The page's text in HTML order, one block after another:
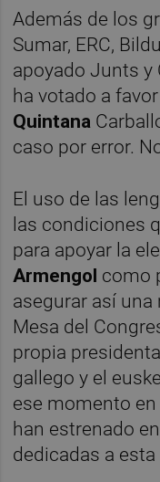
Además de los
Sumar, ERC,
apoyado Junts y
ha votado a
Quintana
caso por error.
El uso de las
las condiciones
para apoyar la
Armengol como
asegurar así
Mesa del
propia
gallego y el
ese momento en
han estrenado
dedicadas a